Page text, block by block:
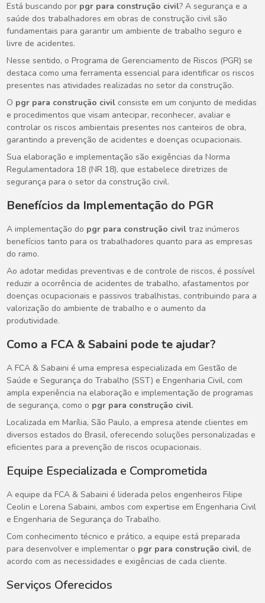
Está buscando por pgr para construção civil? A segurança e a
saúde dos trabalhadores em obras de construção civil são
fundamentais para garantir um ambiente de trabalho seguro e
livre de acidentes.
Nesse sentido, o Programa de Gerenciamento de Riscos (PGR) se
destaca como uma ferramenta essencial para identificar os riscos
presentes nas atividades realizadas no setor da construção.
O pgr para construção civil consiste em um conjunto de medidas
e procedimentos que visam antecipar, reconhecer, avaliar e
controlar os riscos ambientais presentes nos canteiros de obra,
garantindo a prevenção de acidentes e doenças ocupacionais.
Sua elaboração e implementação são exigências da Norma
Regulamentadora 18 (NR 18), que estabelece diretrizes de
segurança para o setor da construção civil.
Benefícios da Implementação do PGR
A implementação do pgr para construção civil traz inúmeros
benefícios tanto para os trabalhadores quanto para as empresas
do ramo.
Ao adotar medidas preventivas e de controle de riscos, é possível
reduzir a ocorrência de acidentes de trabalho, afastamentos por
doenças ocupacionais e passivos trabalhistas, contribuindo para a
valorização do ambiente de trabalho e o aumento da
produtividade.
Como a FCA & Sabaini pode te ajudar?
A FCA & Sabaini é uma empresa especializada em Gestão de
Saúde e Segurança do Trabalho (SST) e Engenharia Civil, com
ampla experiência na elaboração e implementação de programas
de segurança, como o pgr para construção civil.
Localizada em Marília, São Paulo, a empresa atende clientes em
diversos estados do Brasil, oferecendo soluções personalizadas e
eficientes para a prevenção de riscos ocupacionais.
Equipe Especializada e Comprometida
A equipe da FCA & Sabaini é liderada pelos engenheiros Filipe
Ceolin e Lorena Sabaini, ambos com expertise em Engenharia Civil
e Engenharia de Segurança do Trabalho.
Com conhecimento técnico e prático, a equipe está preparada
para desenvolver e implementar o pgr para construção civil, de
acordo com as necessidades e exigências de cada cliente.
Serviços Oferecidos